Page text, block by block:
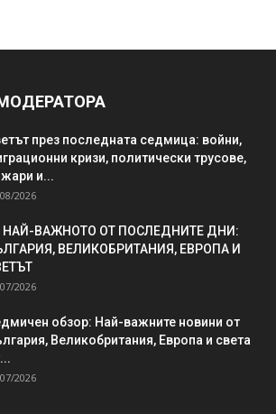
през последната седмица: войни,
кризи, политически трусове,
и...
2026
НАЙ-ВАЖНОТО ОТ ПОСЛЕДНИТЕ ДНИ:
ВЕЛИКОБРИТАНИЯ, ЕВРОПА И
2026
обзор: Най-важните новини от
Великобритания, Европа и света
2026